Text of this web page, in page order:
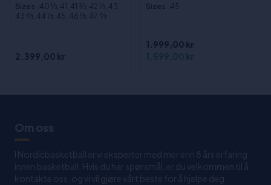
Sizes :40 1⁄3, 41, 41 2⁄3, 42 1⁄3, 43,
43 2⁄3, 44 1⁄3, 45, 46 1⁄3, 47 2⁄3
2.399,00 kr
Sizes :45
1.999,00 kr
1.599,00 kr
Om oss
I Nordicbasketball er vi eksperter med mer enn 8 års erfaring
innen basketball. Hvis du har spørsmål, er du velkommen til å
kontakte oss, og vi vil gjøre vårt beste for å hjelpe deg